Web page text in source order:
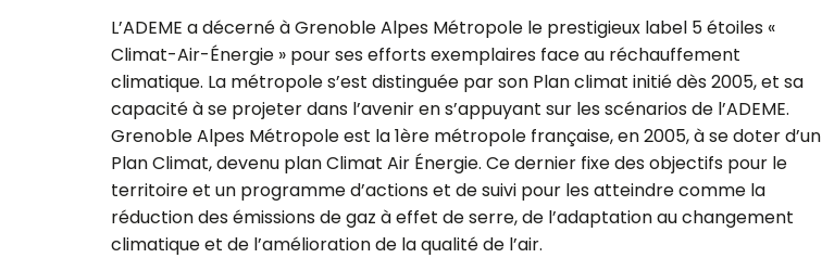
L’ADEME a décerné à Grenoble Alpes Métropole le prestigieux label 5 étoiles «
Climat-Air-Énergie » pour ses efforts exemplaires face au réchauffement
climatique. La métropole s’est distinguée par son Plan climat initié dès 2005, et sa
capacité à se projeter dans l’avenir en s’appuyant sur les scénarios de l’ADEME.
Grenoble Alpes Métropole est la 1ère métropole française, en 2005, à se doter d’un
Plan Climat, devenu plan Climat Air Énergie. Ce dernier fixe des objectifs pour le
territoire et un programme d’actions et de suivi pour les atteindre comme la
réduction des émissions de gaz à effet de serre, de l’adaptation au changement
climatique et de l’amélioration de la qualité de l’air.